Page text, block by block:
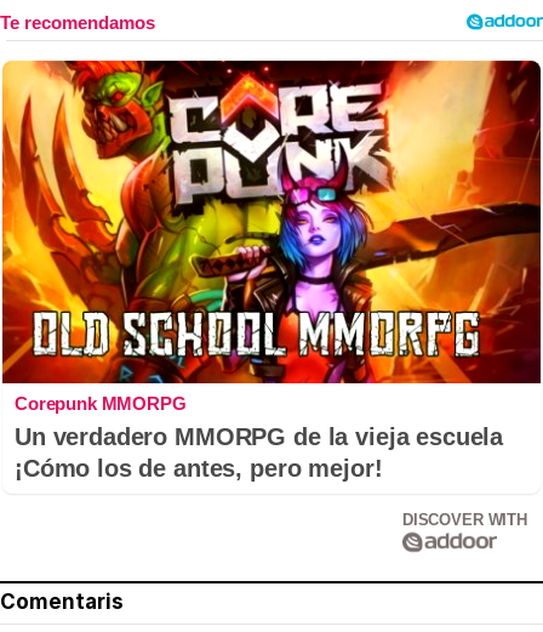
Corepunk MMORPG
Un verdadero MMORPG de la vieja escuela
¡Cómo los de antes, pero mejor!
DISCOVER WITH
Comentaris